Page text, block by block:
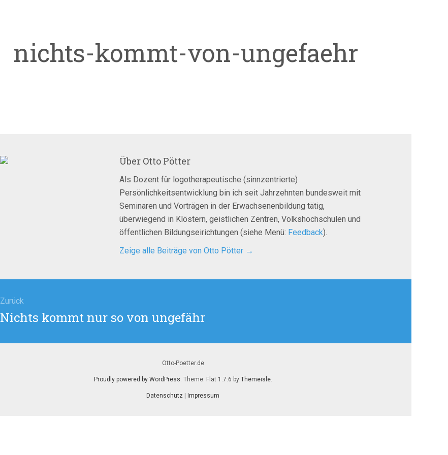
nichts-kommt-von-ungefaehr
Über Otto Pötter
Als Dozent für logotherapeutische (sinnzentrierte)
Persönlichkeitsentwicklung bin ich seit Jahrzehnten bundesweit mit
Seminaren und Vorträgen in der Erwachsenenbildung tätig,
überwiegend in Klöstern, geistlichen Zentren, Volkshochschulen und
öffentlichen Bildungseirichtungen (siehe Menü: Feedback).
Zeige alle Beiträge von Otto Pötter →
Zurück
Vorheriger
Nichts kommt nur so von ungefähr
Otto-Poetter.de
Proudly powered by WordPress. Theme: Flat 1.7.6 by Themeisle.
Datenschutz Impressum